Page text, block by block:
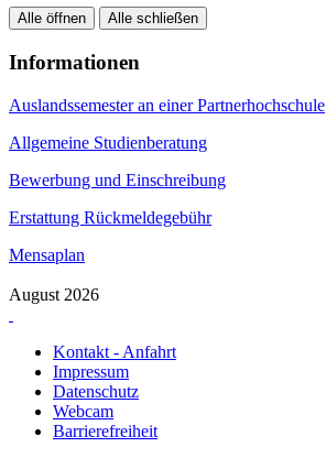
Alle öffnen Alle schließen
Informationen
Auslandssemester an einer Partnerhochschule
Allgemeine Studienberatung
Bewerbung und Einschreibung
Erstattung Rückmeldegebühr
Mensaplan
August 2026
Kontakt - Anfahrt
Impressum
Datenschutz
Webcam
Barrierefreiheit